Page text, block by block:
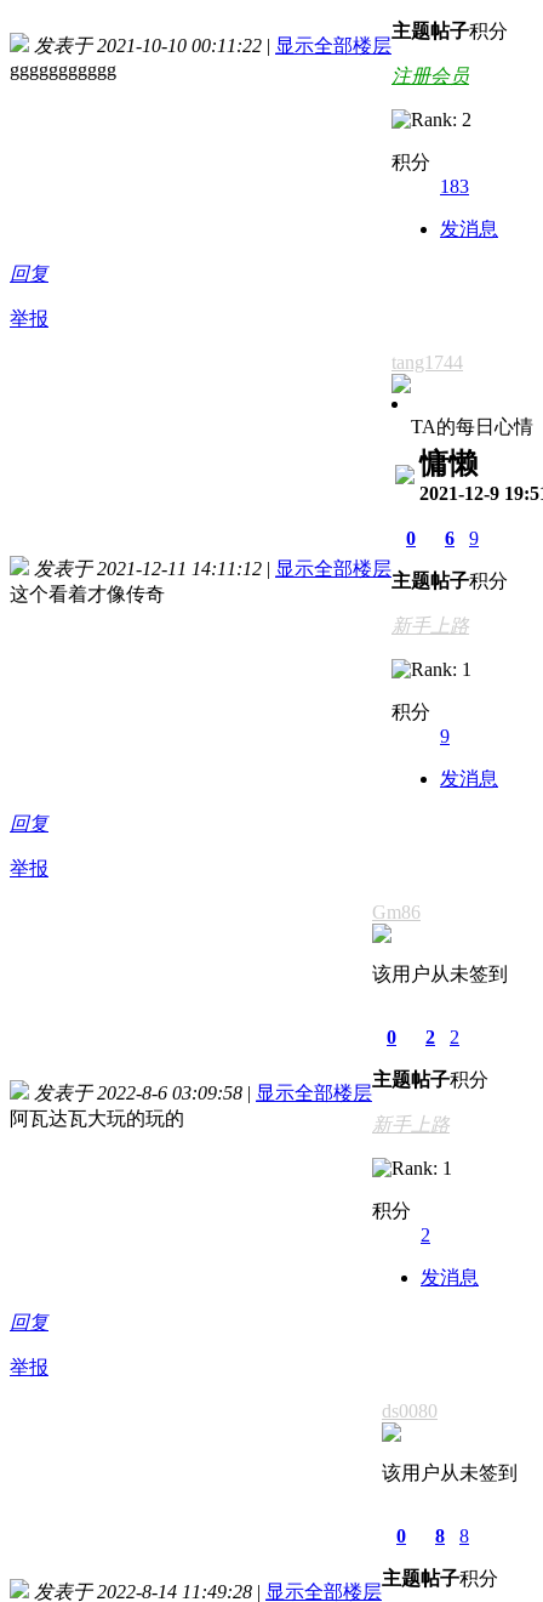
发表于 2021-10-10 00:11:22 | 显示全部楼层
ggggggggggg
主题帖子积分
注册会员
积分
183
发消息
回复
举报
发表于 2021-12-11 14:11:12 | 显示全部楼层
这个看着才像传奇
tang1744
TA的每日心情
慵懒
2021-12-9
0
主题
6
帖子
9
积分
新手上路
积分
9
发消息
回复
举报
发表于 2022-8-6 03:09:58 | 显示全部楼层
阿瓦达瓦大玩的玩的
Gm86
该用户从未签到
0
主题
2
帖子
2
积分
新手上路
积分
2
发消息
回复
举报
发表于 2022-8-14 11:49:28 | 显示全部楼层
ds0080
该用户从未签到
0
主题
8
帖子
8
积分